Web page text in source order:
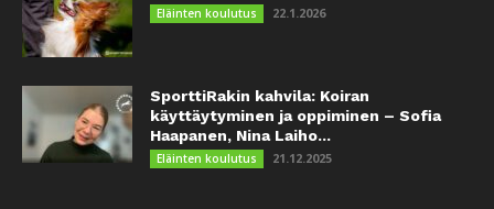
Eläinten koulutus 22.1.2026
SporttiRakin kahvila: Koiran
käyttäytyminen ja oppiminen – Sofia
Haapanen, Nina Laiho...
Eläinten koulutus 21.12.2025